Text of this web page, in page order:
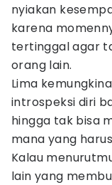
nyiakan
karena
tertinggal agar
orang lain.
Lima
introspeksi diri
hingga tak bisa
mana yang
Kalau
lain yang